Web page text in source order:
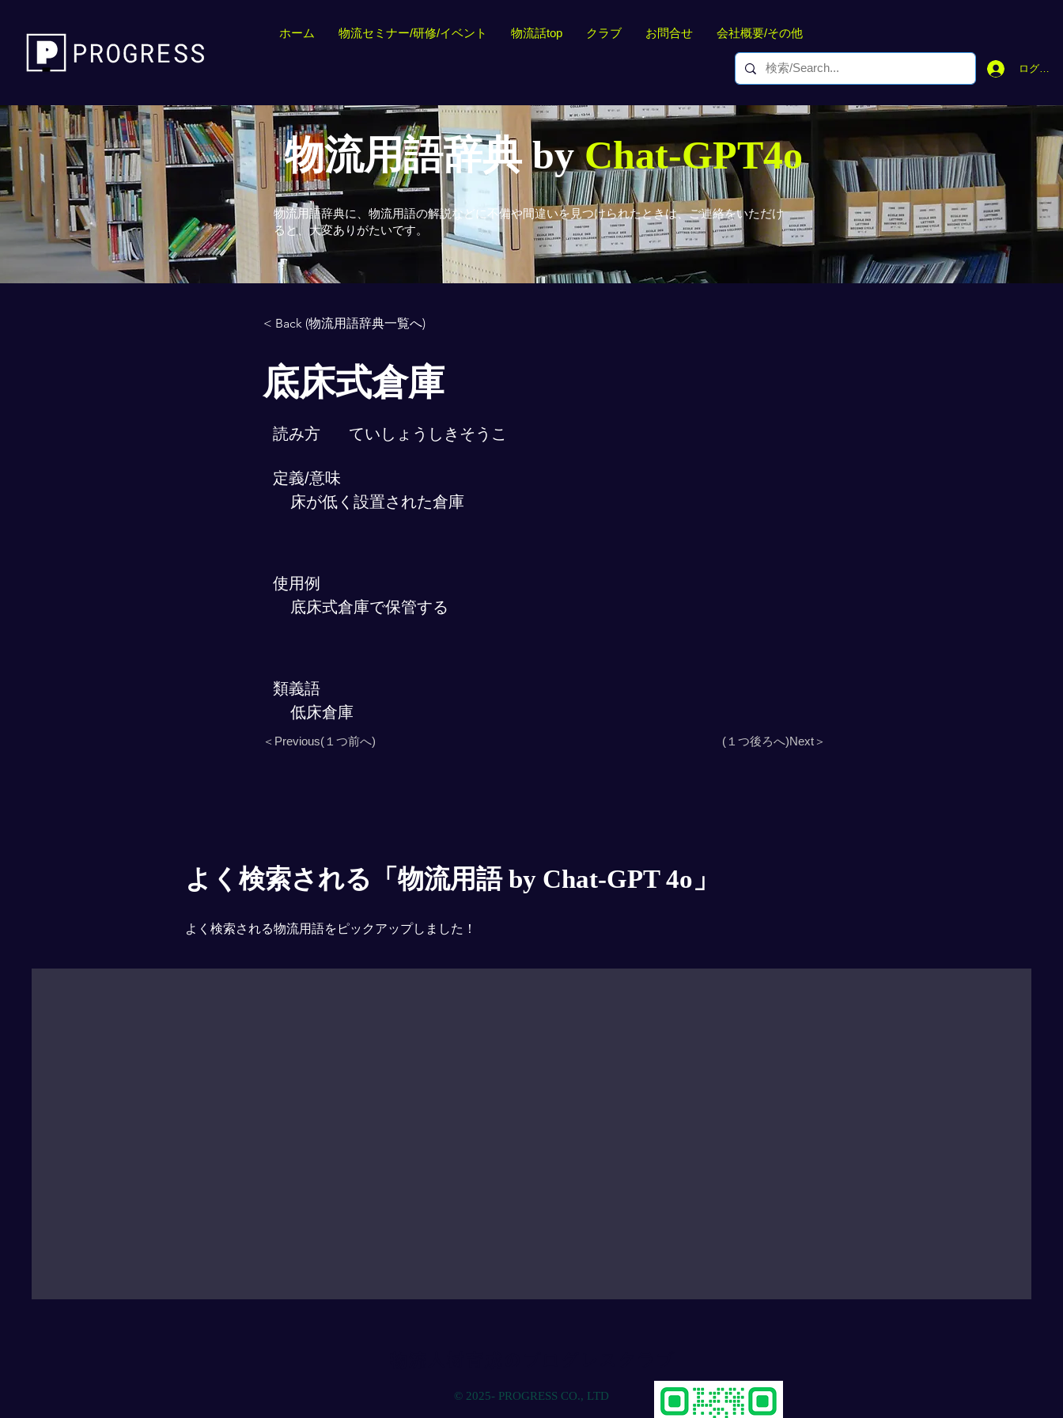
ホーム 物流セミナー/研修/イベント 物流話top クラブ お問合せ 会社概要/その他
ログイン
物流用語辞典 byChat-GPT4o
物流用語辞典に、物流用語の解説などに不備や間違いを見つけられたときは、ご連絡をいただけ
ると、大変ありがたいです。
< Back (物流用語辞典一覧へ)
底床式倉庫
読み方 ていしょうしきそうこ
定義/意味
床が低く設置された倉庫
使用例
底床式倉庫で保管する
類義語
低床倉庫
＜Previous(１つ前へ) (１つ後ろへ)Next＞
よく検索される「物流用語 by Chat-GPT 4o」
よく検索される物流用語をピックアップしました！
© 2025- PROGRESS CO., LTD